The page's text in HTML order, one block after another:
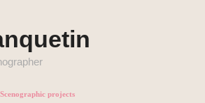
projects